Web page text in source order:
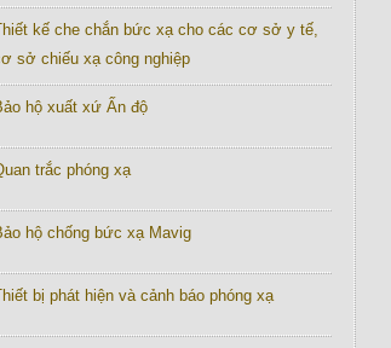
kế che chắn bức xạ cho các cơ sở y tế,
sở chiếu xạ công nghiệp
hộ xuất xứ Ấn độ
trắc phóng xạ
hộ chống bức xạ Mavig
bị phát hiện và cảnh báo phóng xạ